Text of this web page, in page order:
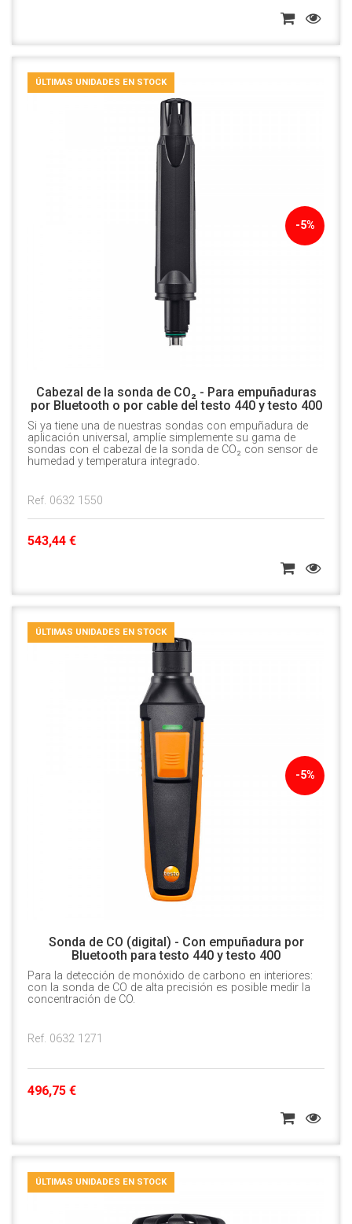
-5%
ÚLTIMAS UNIDADES EN STOCK
Cabezal de la sonda de CO₂ - Para empuñaduras
por Bluetooth o por cable del testo 440 y testo 400
Si ya tiene una de nuestras sondas con empuñadura de
aplicación universal, amplíe simplemente su gama de
sondas con el cabezal de la sonda de CO₂ con sensor de
humedad y temperatura integrado.
Ref. 0632 1550
543,44 €
-5%
ÚLTIMAS UNIDADES EN STOCK
Sonda de CO (digital) - Con empuñadura por
Bluetooth para testo 440 y testo 400
Para la detección de monóxido de carbono en interiores:
con la sonda de CO de alta precisión es posible medir la
concentración de CO.
Ref. 0632 1271
496,75 €
ÚLTIMAS UNIDADES EN STOCK